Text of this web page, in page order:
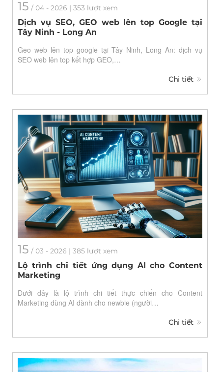
15 / 04 - 2026 | 353 lượt xem
Dịch vụ SEO, GEO web lên top Google tại
Tây Ninh - Long An
Geo web lên top google tại Tây Ninh, Long An: dịch vụ
SEO web lên top kết hợp GEO,…
Chi tiết
15 / 03 - 2026 | 385 lượt xem
Lộ trình chi tiết ứng dụng AI cho Content
Marketing
Dưới đây là lộ trình chi tiết thực chiến cho Content
Marketing dùng AI dành cho newbie (người…
Chi tiết